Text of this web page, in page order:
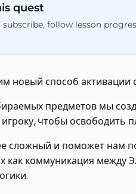
quest
follow lesson
новый способ активации
предметов мы
чтобы освободить
сложный и поможет нам
как коммуникация между